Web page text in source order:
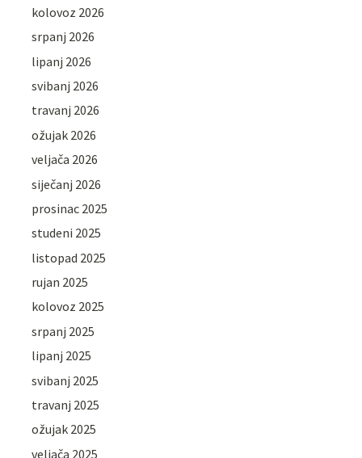
kolovoz 2026
srpanj 2026
lipanj 2026
svibanj 2026
travanj 2026
ožujak 2026
veljača 2026
siječanj 2026
prosinac 2025
studeni 2025
listopad 2025
rujan 2025
kolovoz 2025
srpanj 2025
lipanj 2025
svibanj 2025
travanj 2025
ožujak 2025
veljača 2025